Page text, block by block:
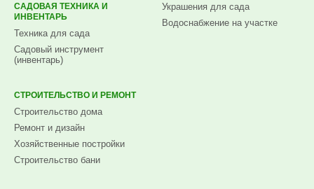
САДОВАЯ ТЕХНИКА И
ИНВЕНТАРЬ
Техника для сада
Садовый инструмент
(инвентарь)
Украшения для сада
Водоснабжение на участке
СТРОИТЕЛЬСТВО И РЕМОНТ
Строительство дома
Ремонт и дизайн
Хозяйственные постройки
Строительство бани